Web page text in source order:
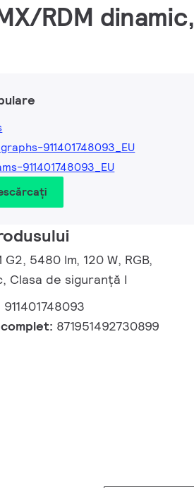
RDM dinamic,
911401748093_EU
911401748093_EU
5480 lm, 120 W, RGB,
Clasa de siguranță I
911401748093
871951492730899